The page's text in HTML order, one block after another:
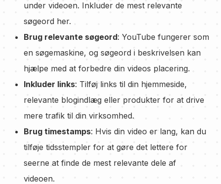
under videoen. Inkluder de mest relevante
søgeord her.
Brug relevante søgeord: YouTube fungerer som
en søgemaskine, og søgeord i beskrivelsen kan
hjælpe med at forbedre din videos placering.
Inkluder links: Tilføj links til din hjemmeside,
relevante blogindlæg eller produkter for at drive
mere trafik til din virksomhed.
Brug timestamps: Hvis din video er lang, kan du
tilføje tidsstempler for at gøre det lettere for
seerne at finde de mest relevante dele af
videoen.